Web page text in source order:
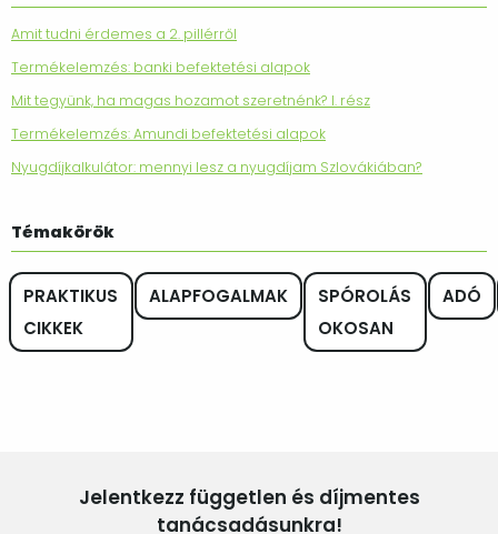
Amit tudni érdemes a 2. pillérről
Termékelemzés: banki befektetési alapok
Mit tegyünk, ha magas hozamot szeretnénk? I. rész
Termékelemzés: Amundi befektetési alapok
Nyugdíjkalkulátor: mennyi lesz a nyugdíjam Szlovákiában?
Témakörök
PRAKTIKUS
CIKKEK
ALAPFOGALMAK
SPÓROLÁS
OKOSAN
ADÓ
Jelentkezz független és díjmentes
tanácsadásunkra!